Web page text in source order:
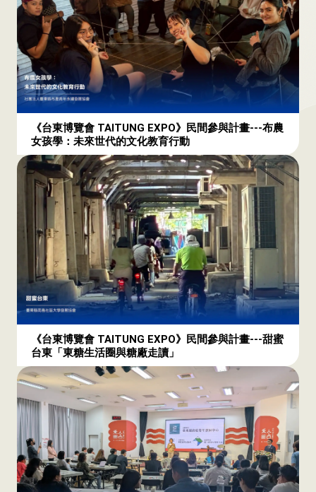
《台東博覽會 TAITUNG EXPO》民間參與計畫---布農
女孩學：未來世代的文化教育行動
《台東博覽會 TAITUNG EXPO》民間參與計畫---甜蜜
台東「東糖生活圈與糖廠走讀」